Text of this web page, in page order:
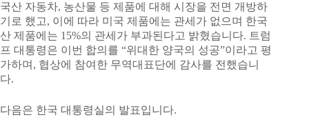
국산 자동차, 농산물 등 제품에 대해 시장을 전면 개방하
기로 했고, 이에 따라 미국 제품에는 관세가 없으며 한국
산 제품에는 15%의 관세가 부과된다고 밝혔습니다. 트럼
프 대통령은 이번 합의를 “위대한 양국의 성공”이라고 평
가하며, 협상에 참여한 무역대표단에 감사를 전했습니
다.
다음은 한국 대통령실의 발표입니다.